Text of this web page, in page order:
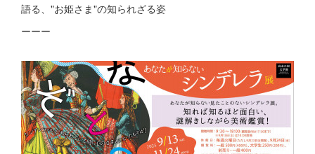
語る、"お姫さま"の知られざる姿
ーーー